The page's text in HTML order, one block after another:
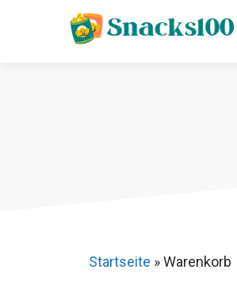
Startseite »Warenkorb